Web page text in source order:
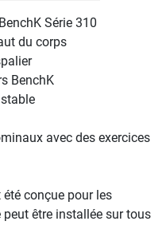
Série 310
du corps
BenchK
avec des exercices
conçue pour les
être installée sur tous